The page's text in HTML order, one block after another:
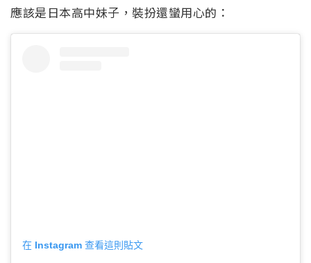
應該是日本高中妹子，裝扮還蠻用心的：
在 Instagram 查看這則貼文